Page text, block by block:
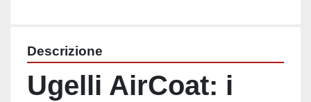
Descrizione
Ugelli AirCoat: i